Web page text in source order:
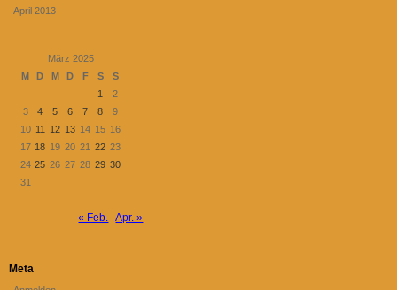
April 2013
März 2025
M
D M D F S
S
1
2
3
4 5 6 7 8
9
10 11 12 13 14 15 16
17 18 19 20 21 22 23
24 25 26 27 28 29 30
31
« Feb. Apr. »
Meta